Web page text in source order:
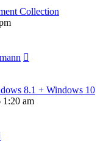
Collection
8.1 + Windows 10
1:20 am